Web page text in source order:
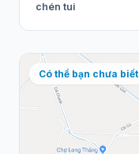
chén tui
Có thể bạn chưa biết